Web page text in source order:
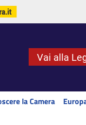
Vai alla
la Camera